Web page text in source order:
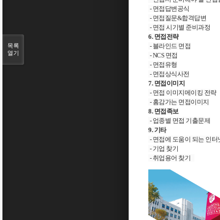
- 면접답변공식
- 면접질문&합격답변
- 면접 시기별 준비과정
6. 면접전략
- 블라인드 면접
- NCS 면접
- 면접유형
- 면접상식사전
7. 면접이미지
- 면접 이미지메이킹 전략
- 홈감가는 면접이미지
8. 면접족보
- 업종별 면접 기출문제
9. 기타
- 면접에 도움이 되는 인터
- 기업 찾기
- 취업용어 찾기
목록
열기